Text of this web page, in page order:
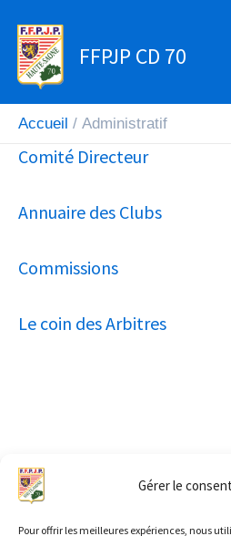
Gérer le
Pour offrir les meilleures expériences, nous
contenu
FFPJP CD 70
Accueil Administratif
Comité Directeur
Annuaire des Clubs
Commissions
Le coin des Arbitres